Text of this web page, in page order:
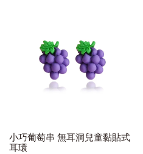
小巧葡萄串 無耳洞兒童黏貼式
耳環